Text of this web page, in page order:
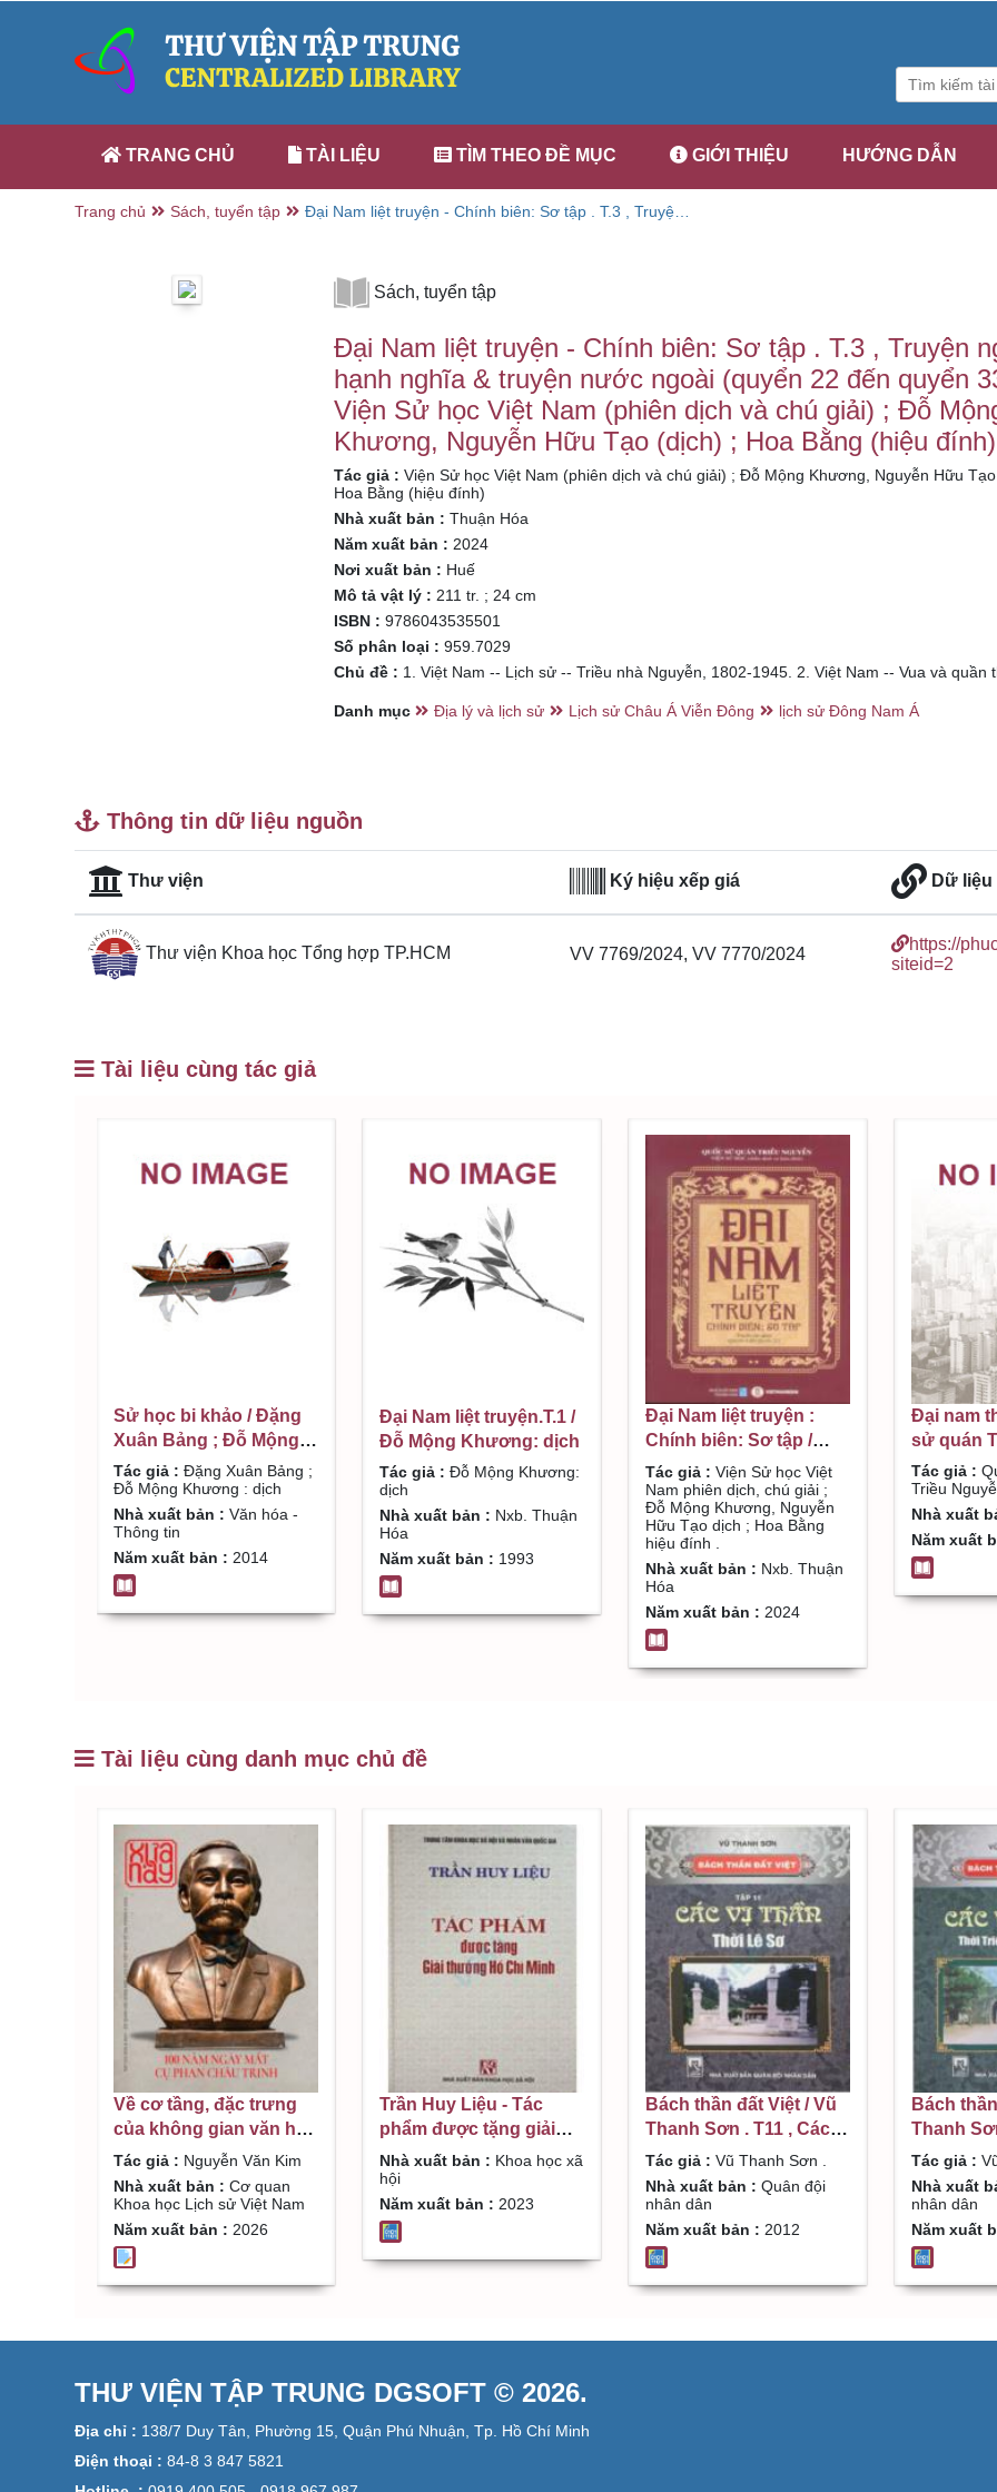
TRANG CHỦ TÀI LIỆU TÌM THEO ĐỀ MỤC GIỚI THIỆU HƯỚNG DẪN
Trang chủ Sách, tuyển tập
Đại Nam liệt truyện - Chính biên: Sơ tập . T.3 , Truyện
Bằng (hiệu đính)Sách, tuyển tập
Đại Nam liệt truyện - Chính biên: Sơ tập . T.3 , Truyện
hạnh nghĩa & truyện nước ngoài (quyển 22 đến quyển
Viện Sử học Việt Nam (phiên dịch và chú giải) ; Đỗ
Khương, Nguyễn Hữu Tạo (dịch) ; Hoa Bằng (hiệu đính)
Tác giả : Viện Sử học Việt Nam (phiên dịch và chú giải) ; Đỗ Mộng Khương, Nguyễn Hữu
Hoa Bằng (hiệu đính)
Nhà xuất bản : Thuận Hóa
Năm xuất bản : 2024
Nơi xuất bản : Huế
Mô tả vật lý : 211 tr. ; 24 cm
ISBN : 9786043535501
Số phân loại : 959.7029
Chủ đề : 1. Việt Nam -- Lịch sử -- Triều nhà Nguyễn, 1802-1945. 2. Việt Nam -- Vua và quần
Danh mục Địa lý và lịch sử Lịch sử Châu Á Viễn Đông lịch sử Đông Nam Á
Thông tin dữ liệu nguồn
Thư viện Ký hiệu xếp giá Dữ
Thư viện Khoa học Tổng hợp TP.HCM VV 7769/2024, VV 7770/2024
https://
siteid=2
Tài liệu cùng tác giả
Sử học bi khảo / Đặng
Xuân Bảng ; Đỗ Mộng
Khương : dịch
Tác giả : Đặng Xuân Bảng ;
Đỗ Mộng Khương : dịch
Nhà xuất bản : Văn hóa -
Thông tin
Năm xuất bản : 2014
Đại Nam liệt truyện.T.1 /
Đỗ Mộng Khương: dịch
Tác giả : Đỗ Mộng Khương:
dịch
Nhà xuất bản : Nxb. Thuận
Hóa
Năm xuất bản : 1993
Đại Nam liệt truyện :
Chính biên: Sơ tập /
Viện Sử học Việt Nam
phiên dịch, chú giải ; Đỗ
Mộng Khương, Nguyễn
Hữu Tạo dịch ; Hoa
Bằng hiệu đính . T.2 ,
Truyện các quan :
Quyển 4 đến quyển 21
Tác giả : Viện Sử học Việt
Nam phiên dịch, chú giải ;
Đỗ Mộng Khương, Nguyễn
Hữu Tạo dịch ; Hoa Bằng
hiệu đính .
Nhà xuất bản : Nxb. Thuận
Hóa
Năm xuất bản : 2024
Đại nam
sử quán
Tập 2
Tác giả :
Triều
Nhà xuất
Năm xuất
Tài liệu cùng danh mục chủ đề
Về cơ tầng, đặc trưng
của không gian văn hóa
Hạ Long / Nguyễn Văn
Kim
Tác giả : Nguyễn Văn Kim
Nhà xuất bản : Cơ quan
Khoa học Lịch sử Việt Nam
Năm xuất bản : 2026
Trần Huy Liệu - Tác
phẩm được tặng giải
thưởng Hồ Chí Minh
Nhà xuất bản : Khoa học xã
hội
Năm xuất bản : 2023
Bách thần đất Việt / Vũ
Thanh Sơn . T11 , Các vị
thần thời Lê Sơ
Tác giả : Vũ Thanh Sơn .
Nhà xuất bản : Quân đội
nhân dân
Năm xuất bản : 2012
Bách
Thanh
thần thời
Trần
Tác giả :
Nhà xuất
nhân dân
Năm xuất
THƯ VIỆN TẬP TRUNG DGSOFT © 2026.
Địa chỉ : 138/7 Duy Tân, Phường 15, Quận Phú Nhuận, Tp. Hồ Chí Minh
Điện thoại : 84-8 3 847 5821